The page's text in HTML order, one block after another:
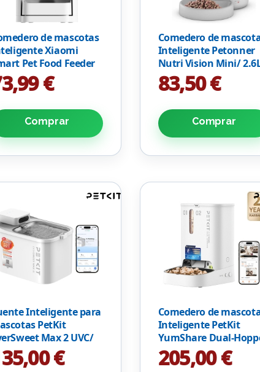
de mascotas
Xiaomi
Pet Food Feeder
desde APP
€
Comprar
Comedero de
Inteligente Petonner
Nutri Vision Mini/
Cámara HD
83,50 €
Comprar
Inteligente para
PetKit
Max 2 UVC/
Control desde APP
€
Comedero de
Inteligente PetKit
YumShare Dual-
2/ Cámara HD/ con
Micrófono
205,00 €